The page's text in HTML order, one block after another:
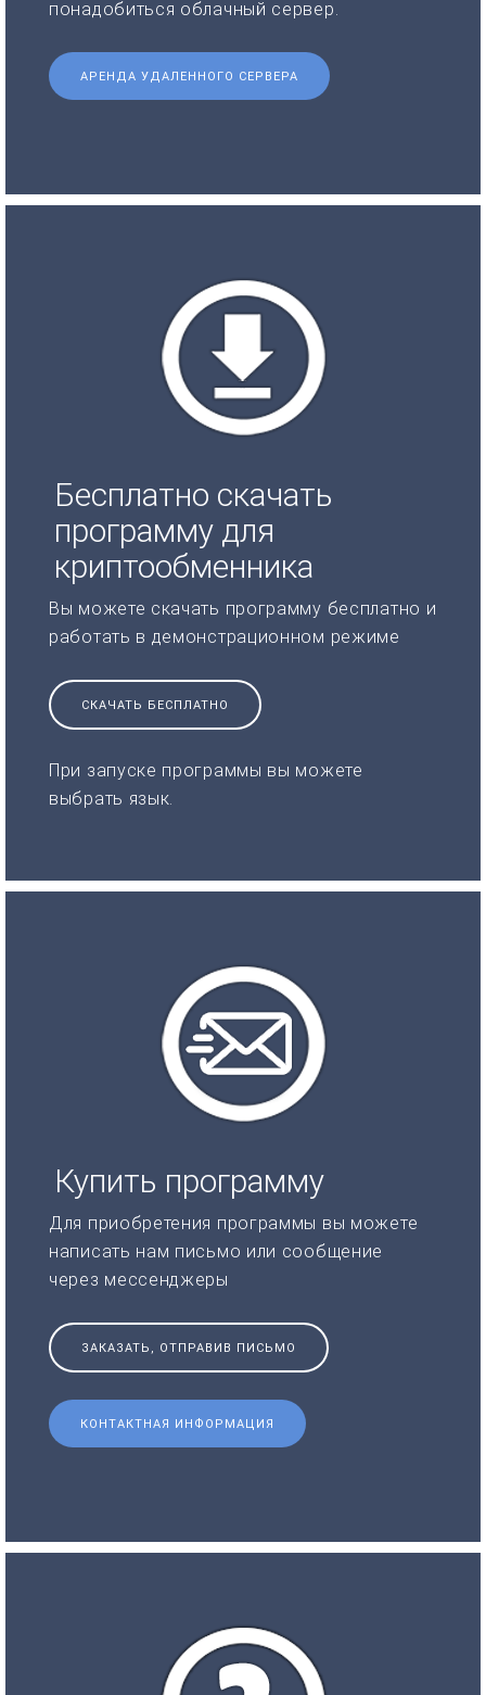
понадобиться облачный сервер.
АРЕНДА УДАЛЕННОГО СЕРВЕРА
Бесплатно скачать
программу для
криптообменника
Вы можете скачать программу бесплатно и
работать в демонстрационном режиме
СКАЧАТЬ БЕСПЛАТНО
При запуске программы вы можете
выбрать язык.
Купить программу
Для приобретения программы вы можете
написать нам письмо или сообщение
через мессенджеры
ЗАКАЗАТЬ, ОТПРАВИВ ПИСЬМО
КОНТАКТНАЯ ИНФОРМАЦИЯ